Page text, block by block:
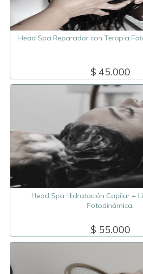
Head Spa Reparador con Terapia
$ 45.000
Head Spa Hidratación Capilar +
Fotodinámica.
$ 55.000